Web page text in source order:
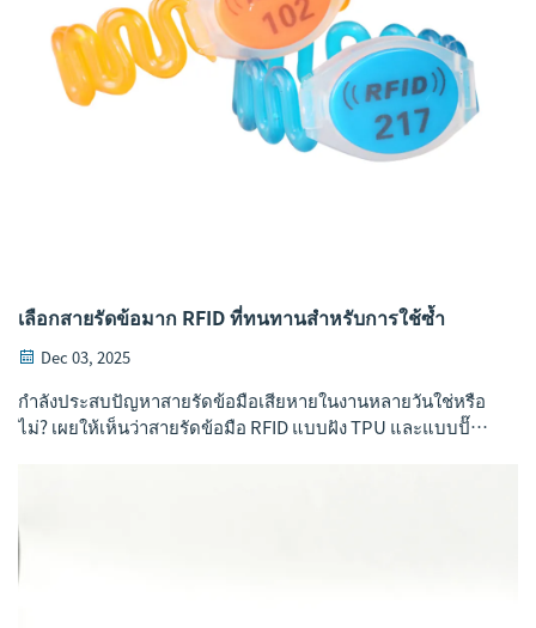
เลือกสายรัดข้อมาก RFID ที่ทนทานสำหรับการใช้ซ้ำ
Dec 03, 2025
กำลังประสบปัญหาสายรัดข้อมือเสียหายในงานหลายวันใช่หรือ
ไม่? เผยให้เห็นว่าสายรัดข้อมือ RFID แบบฝัง TPU และแบบปั๊ม